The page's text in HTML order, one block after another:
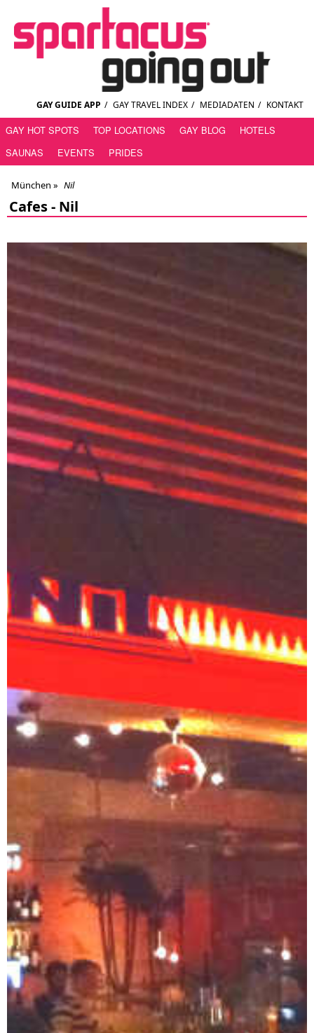
GAY GUIDE APP / GAY TRAVEL INDEX / MEDIADATEN / KONTAKT
GAY HOT SPOTS TOP LOCATIONS GAY BLOG
HOTELS
SAUNAS
EVENTS PRIDES
München » Nil
Cafes - Nil